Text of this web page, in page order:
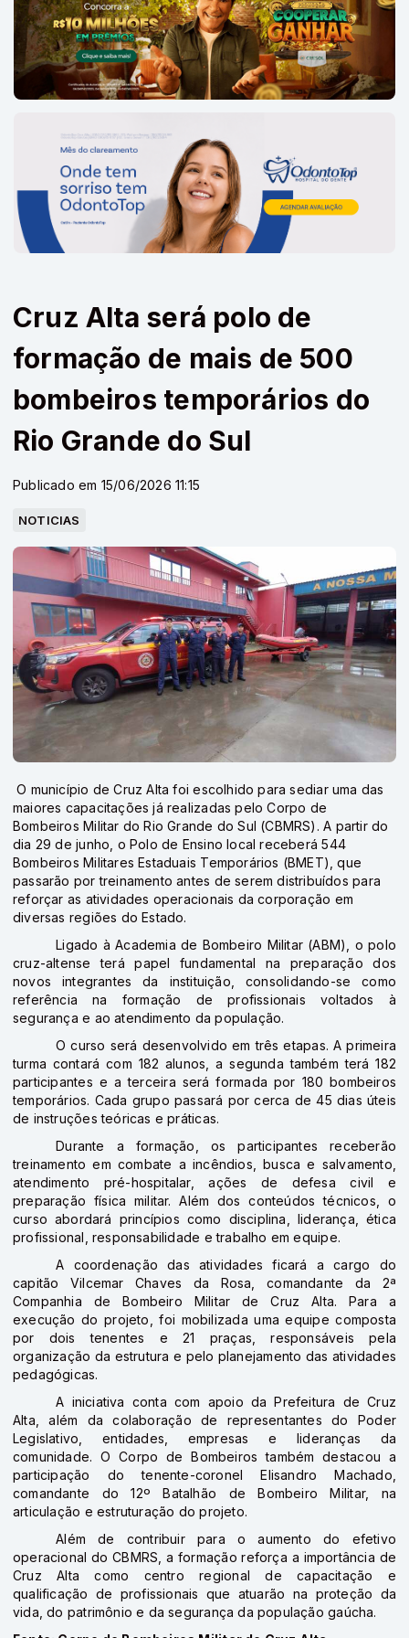
Cruz Alta será polo de
formação de mais de 500
bombeiros temporários do
Rio Grande do Sul
Publicado em 15/06/2026 11:15
NOTICIAS
O município de Cruz Alta foi escolhido para sediar uma das
maiores capacitações já realizadas pelo Corpo de
Bombeiros Militar do Rio Grande do Sul (CBMRS). A partir do
dia 29 de junho, o Polo de Ensino local receberá 544
Bombeiros Militares Estaduais Temporários (BMET), que
passarão por treinamento antes de serem distribuídos para
reforçar as atividades operacionais da corporação em
diversas regiões do Estado.
Ligado à Academia de Bombeiro Militar (ABM), o polo
cruz-altense terá papel fundamental na preparação dos
novos integrantes da instituição, consolidando-se como
referência na formação de profissionais voltados à
segurança e ao atendimento da população.
O curso será desenvolvido em três etapas. A primeira
turma contará com 182 alunos, a segunda também terá 182
participantes e a terceira será formada por 180 bombeiros
temporários. Cada grupo passará por cerca de 45 dias úteis
de instruções teóricas e práticas.
Durante a formação, os participantes receberão
treinamento em combate a incêndios, busca e salvamento,
atendimento pré-hospitalar, ações de defesa civil e
preparação física militar. Além dos conteúdos técnicos, o
curso abordará princípios como disciplina, liderança, ética
profissional, responsabilidade e trabalho em equipe.
A coordenação das atividades ficará a cargo do
capitão Vilcemar Chaves da Rosa, comandante da 2ª
Companhia de Bombeiro Militar de Cruz Alta. Para a
execução do projeto, foi mobilizada uma equipe composta
por dois tenentes e 21 praças, responsáveis pela
organização da estrutura e pelo planejamento das atividades
pedagógicas.
A iniciativa conta com apoio da Prefeitura de Cruz
Alta, além da colaboração de representantes do Poder
Legislativo, entidades, empresas e lideranças da
comunidade. O Corpo de Bombeiros também destacou a
participação do tenente-coronel Elisandro Machado,
comandante do 12º Batalhão de Bombeiro Militar, na
articulação e estruturação do projeto.
Além de contribuir para o aumento do efetivo
operacional do CBMRS, a formação reforça a importância de
Cruz Alta como centro regional de capacitação e
qualificação de profissionais que atuarão na proteção da
vida, do patrimônio e da segurança da população gaúcha.